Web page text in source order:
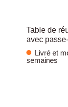
Table de
avec
Livré et
semaines